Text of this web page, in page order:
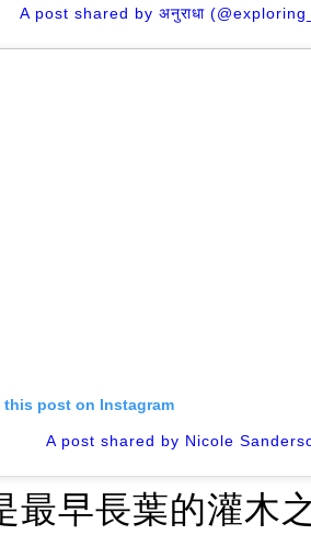
A post shared by अनुराधा
this post on Instagram
A post shared by Nicole
最早長葉的灌木